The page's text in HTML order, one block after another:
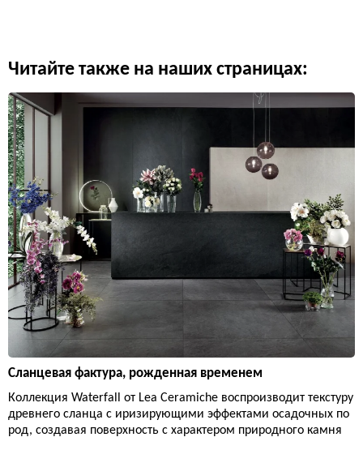
Читайте также на наших страницах:
Сланцевая фактура, рожденная временем
Коллекция Waterfall от Lea Ceramiche воспроизводит текстуру
древнего сланца с иризирующими эффектами осадочных по
род, создавая поверхность с характером природного камня